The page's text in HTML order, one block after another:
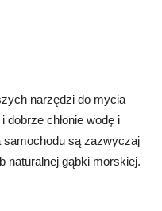
narzędzi do mycia
chłonie wodę i
są zazwyczaj
naturalnej gąbki morskiej.